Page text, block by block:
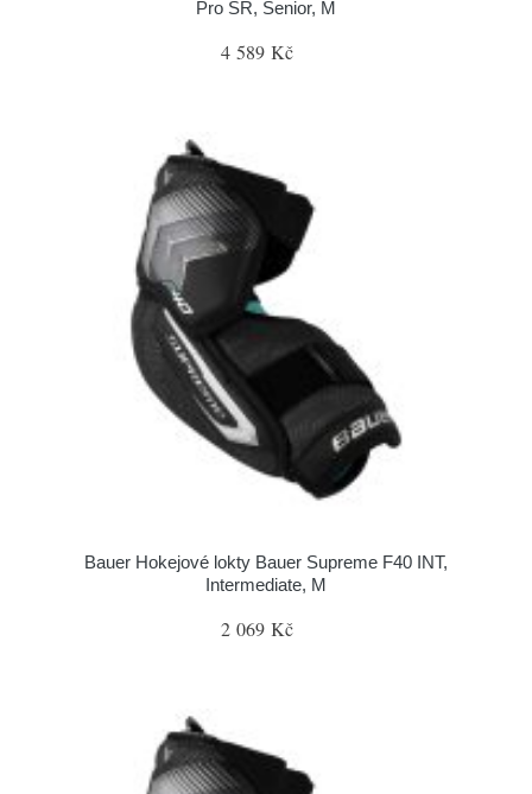
Pro SR, Senior, M
4 589 Kč
Bauer Hokejové lokty Bauer Supreme F40 INT,
Intermediate, M
2 069 Kč